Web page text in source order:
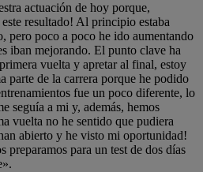
actuación de hoy porque,
resultado! Al principio estaba
pero poco a poco he ido aumentando
iban mejorando. El punto clave ha
vuelta y apretar al final, estoy
parte de la carrera porque he podido
fue un poco diferente, lo
seguía a mi y, además, hemos
vuelta no he sentido que pudiera
abierto y he visto mi oportunidad!
preparamos para un test de dos días